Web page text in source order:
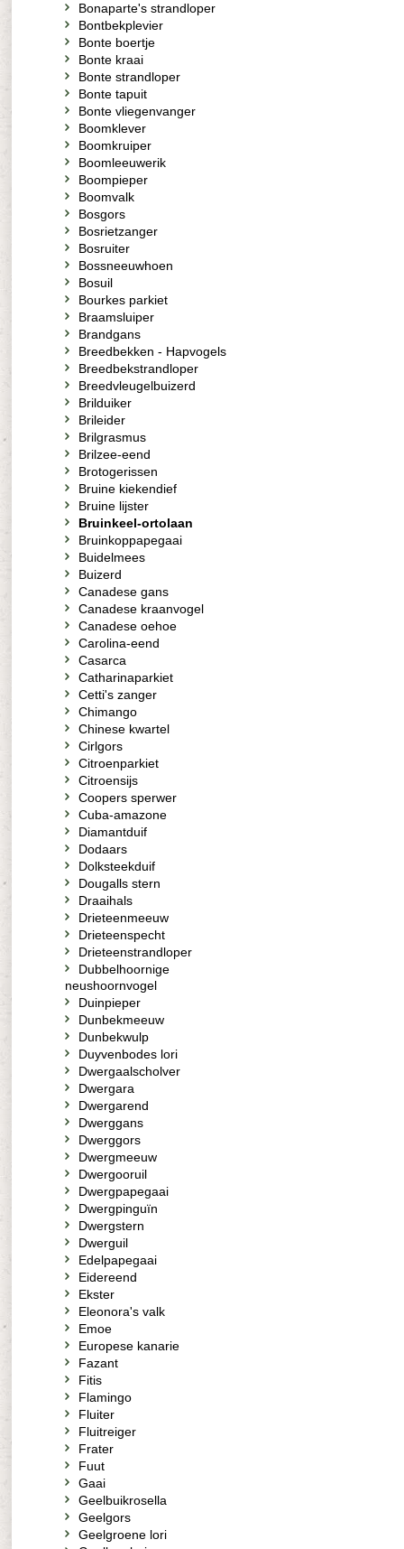
Bonaparte's strandloper
Bontbekplevier
Bonte boertje
Bonte kraai
Bonte strandloper
Bonte tapuit
Bonte vliegenvanger
Boomklever
Boomkruiper
Boomleeuwerik
Boompieper
Boomvalk
Bosgors
Bosrietzanger
Bosruiter
Bossneeuwhoen
Bosuil
Bourkes parkiet
Braamsluiper
Brandgans
Breedbekken - Hapvogels
Breedbekstrandloper
Breedvleugelbuizerd
Brilduiker
Brileider
Brilgrasmus
Brilzee-eend
Brotogerissen
Bruine kiekendief
Bruine lijster
Bruinkeel-ortolaan
Bruinkoppapegaai
Buidelmees
Buizerd
Canadese gans
Canadese kraanvogel
Canadese oehoe
Carolina-eend
Casarca
Catharinaparkiet
Cetti's zanger
Chimango
Chinese kwartel
Cirlgors
Citroenparkiet
Citroensijs
Coopers sperwer
Cuba-amazone
Diamantduif
Dodaars
Dolksteekduif
Dougalls stern
Draaihals
Drieteenmeeuw
Drieteenspecht
Drieteenstrandloper
Dubbelhoornige
neushoornvogel
Duinpieper
Dunbekmeeuw
Dunbekwulp
Duyvenbodes lori
Dwergaalscholver
Dwergara
Dwergarend
Dwerggans
Dwerggors
Dwergmeeuw
Dwergooruil
Dwergpapegaai
Dwergpinguïn
Dwergstern
Dwerguil
Edelpapegaai
Eidereend
Ekster
Eleonora's valk
Emoe
Europese kanarie
Fazant
Fitis
Flamingo
Fluiter
Fluitreiger
Frater
Fuut
Gaai
Geelbuikrosella
Geelgors
Geelgroene lori